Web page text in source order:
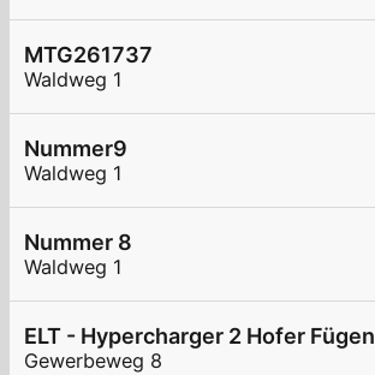
MTG261737
Waldweg 1
Nummer9
Waldweg 1
Nummer 8
Waldweg 1
ELT - Hypercharger 2 Hofer Fügen
Gewerbeweg 8